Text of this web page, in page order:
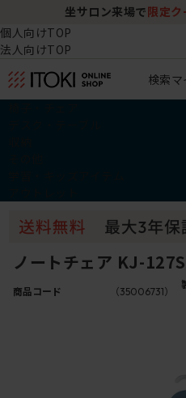
坐サロン来場で 限定
個人向けTOP
法人向けTOP
検索
ノートチェア KJ-
商品コード （35006731）